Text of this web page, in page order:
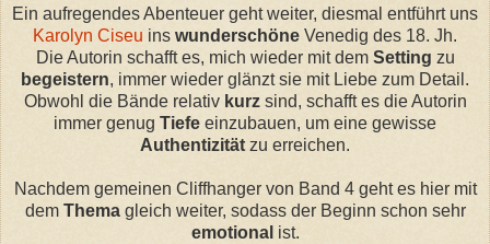
Ein aufregendesAbenteuer geht weiter, diesmal entführt uns
Karolyn Ciseu ins wunderschöne Venedig des 18. Jh.
Die Autorin schafft es, mich wieder mit dem Setting zu
begeistern, immer wieder glänzt sie mit Liebe zum Detail.
Obwohl die Bände relativ kurz sind, schafft es die Autorin
immer genug Tiefe einzubauen, um eine gewisse
Authentizitätzu erreichen.
Nachdem gemeinen Cliffhanger von Band 4 geht es hier mit
dem Thema gleich weiter, sodassder Beginn schon sehr
emotional ist.